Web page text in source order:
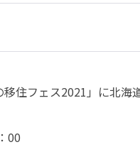
住フェス2021」に北海
00